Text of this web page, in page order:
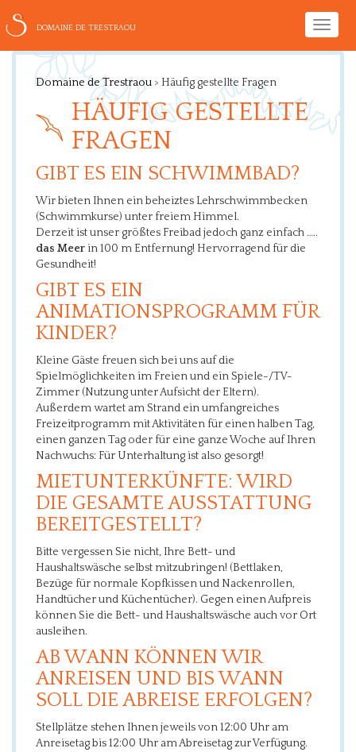
Toggle
DOMAINE DE TRESTRAOU
Domaine de Trestraou > Häufig gestellte Fragen
HÄUFIG GESTELLTE
FRAGEN
GIBT ES EIN SCHWIMMBAD?
Wir bieten Ihnen ein beheiztes Lehrschwimmbecken
(Schwimmkurse) unter freiem Himmel.
Derzeit ist unser größtes Freibad jedoch ganz einfach …..
das Meer in 100 m Entfernung! Hervorragend für die
Gesundheit!
GIBT ES EIN
ANIMATIONSPROGRAMM FÜR
KINDER?
Kleine Gäste freuen sich bei uns auf die
Spielmöglichkeiten im Freien und ein Spiele-/TV-
Zimmer (Nutzung unter Aufsicht der Eltern).
Außerdem wartet am Strand ein umfangreiches
Freizeitprogramm mit Aktivitäten für einen halben Tag,
einen ganzen Tag oder für eine ganze Woche auf Ihren
Nachwuchs: Für Unterhaltung ist also gesorgt!
MIETUNTERKÜNFTE: WIRD
DIE GESAMTE AUSSTATTUNG
BEREITGESTELLT?
Bitte vergessen Sie nicht, Ihre Bett- und
Haushaltswäsche selbst mitzubringen! (Bettlaken,
Bezüge für normale Kopfkissen und Nackenrollen,
Handtücher und Küchentücher). Gegen einen Aufpreis
können Sie die Bett- und Haushaltswäsche auch vor Ort
ausleihen.
AB WANN KÖNNEN WIR
ANREISEN UND BIS WANN
SOLL DIE ABREISE ERFOLGEN?
Stellplätze stehen Ihnen jeweils von 12:00 Uhr am
Anreisetag bis 12:00 Uhr am Abreisetag zur Verfügung.